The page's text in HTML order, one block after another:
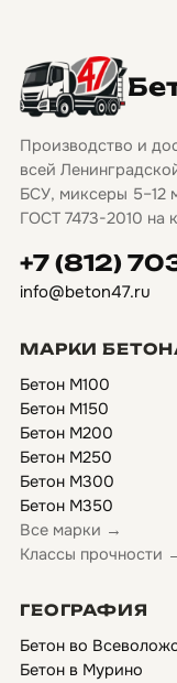
Производство и
всей
БСУ, миксеры 5–12
ГОСТ 7473-2010 на
+7 (812)
info@beton47.ru
МАРКИ
Бетон М100
Бетон М150
Бетон М200
Бетон М250
Бетон М300
Бетон М350
Все марки →
Классы прочности
ГЕОГРАФИЯ
Бетон во
Бетон в Мурино